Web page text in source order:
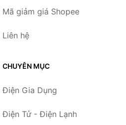
Mã giảm giá Shopee
Liên hệ
CHUYÊN MỤC
Điện Gia Dụng
Điện Tử - Điện Lạnh